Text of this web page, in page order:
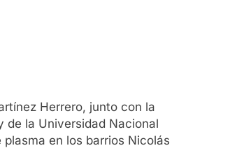
Herrero, junto con la
de la Universidad Nacional
en los barrios Nicolás